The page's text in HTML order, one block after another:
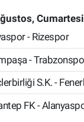
Cumartesi
- Rizespor
-
S.K. -
FK -